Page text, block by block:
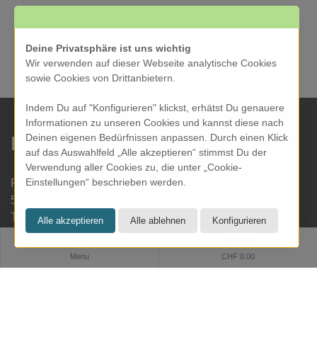
Menu CHF 0.00
KRESOM & mehr
Rathausgasse 27
5000 Aarau
Tel: 062 822 19 19
info@kresom.ch
Öffnungszeiten Laden:
Deine Privatsphäre ist uns wichtig
Wir verwenden auf dieser Webseite analytische Cookies
sowie Cookies von Drittanbietern.
Indem Du auf "Konfigurieren" klickst, erhätst Du genauere
Informationen zu unseren Cookies und kannst diese nach
Deinen eigenen Bedürfnissen anpassen. Durch einen Klick
auf das Auswahlfeld „Alle akzeptieren“ stimmst Du der
Verwendung aller Cookies zu, die unter „Cookie-
Einstellungen“ beschrieben werden.